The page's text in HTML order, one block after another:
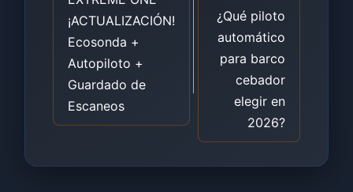
entradas
¡ACTUALIZACIÓN!
Ecosonda +
Autopiloto +
Guardado de
Escaneos
¿Qué piloto
automático
para barco
cebador
elegir en
2026?